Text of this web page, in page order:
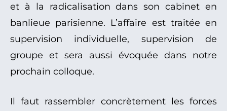
et à la radicalisation dans son cabinet en
banlieue parisienne. L’affaire est traitée en
supervision individuelle, supervision de
groupe et sera aussi évoquée dans notre
prochain colloque.
Il faut rassembler concrètement les forces